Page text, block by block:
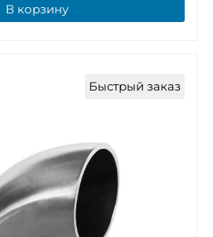
В корзину
Быстрый заказ